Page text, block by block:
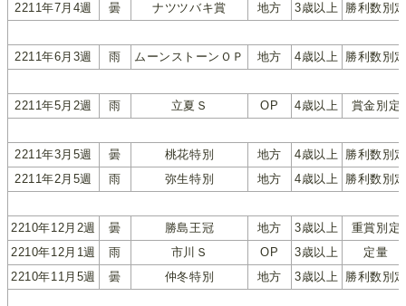
2211年7月4週 曇 ナツツバキ賞 地方 3歳以上 勝利数別定
2211年6月3週 雨 ムーンストーンＯＰ 地方 4歳以上 勝利数別定
2211年5月2週 雨 立夏Ｓ OP 4歳以上 賞金別定
2211年3月5週 曇 桃花特別 地方 4歳以上 勝利数別定
2211年2月5週
雨 弥生特別 地方 4歳以上 勝利数別定
2210年12月2週 曇 勝島王冠 地方 3歳以上
重賞別定
2210年12月1週
雨 市川Ｓ OP 3歳以上
定量
2210年11月5週
曇 仲冬特別 地方 3歳以上 勝利数別定